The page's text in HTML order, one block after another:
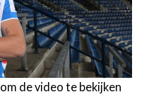
om de video te bekijken